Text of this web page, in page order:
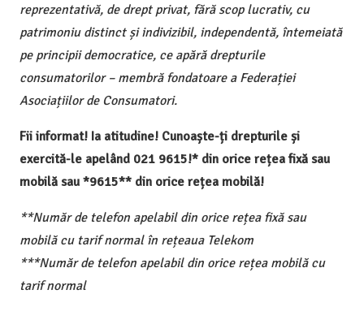
reprezentativă, de drept privat, fără scop lucrativ, cu
patrimoniu distinct și indivizibil, independentă, întemeiată
pe principii democratice, ce apără drepturile
consumatorilor – membră fondatoare a Federației
Asociațiilor de Consumatori.
Fii informat! Ia atitudine! Cunoaște-ți drepturile și
exercită-le apelând 021 9615!* din orice rețea fixă sau
mobilă sau *9615** din orice rețea mobilă!
**Număr de telefon apelabil din orice rețea fixă sau
mobilă cu tarif normal în rețeaua Telekom
***Număr de telefon apelabil din orice rețea mobilă cu
tarif normal